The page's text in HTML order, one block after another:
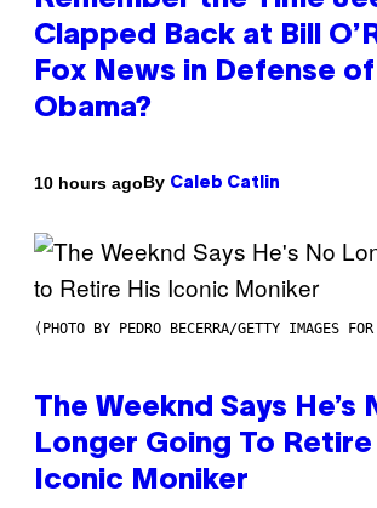
Clapped Back at Bill
Fox News in Defense
Obama?
10 hours agoBy Caleb Catlin
(PHOTO BY PEDRO BECERRA/GETTY IMAGES
The Weeknd Says He’s
Longer Going To Retire
Iconic Moniker